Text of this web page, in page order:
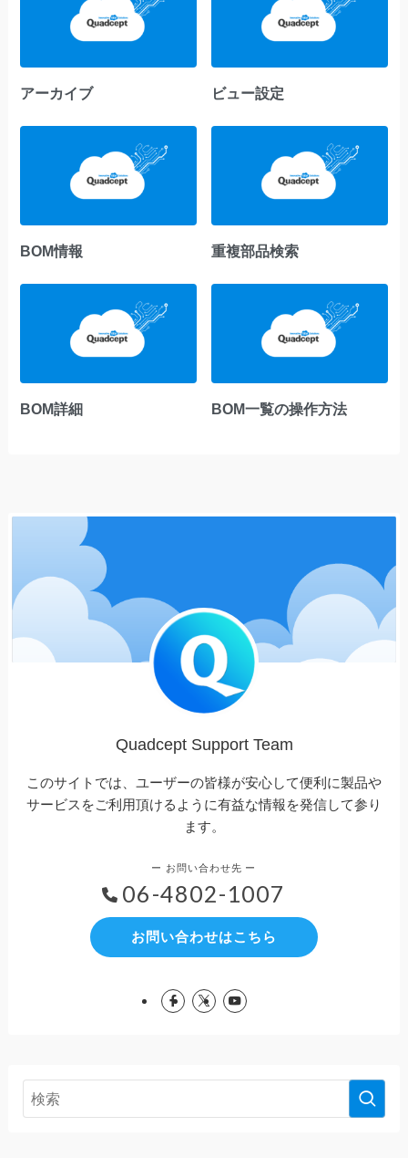
アーカイブ ビュー設定
BOM情報 重複部品検索
BOM詳細 BOM一覧の操作方法
Quadcept Support Team
このサイトでは、ユーザーの皆様が安心して便利に製品や
サービスをご利用頂けるように有益な情報を発信して参り
ます。
06-4802-1007
お問い合わせはこちら